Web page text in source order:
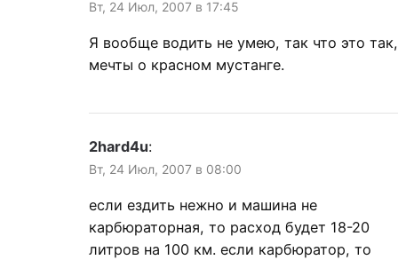
Вт, 24 Июл, 2007 в 17:45
Я вообще водить не умею, так что это так,
мечты о красном мустанге.
2hard4u:
Вт, 24 Июл, 2007 в 08:00
если ездить нежно и машина не
карбюраторная, то расход будет 18-20
литров на 100 км. если карбюратор, то